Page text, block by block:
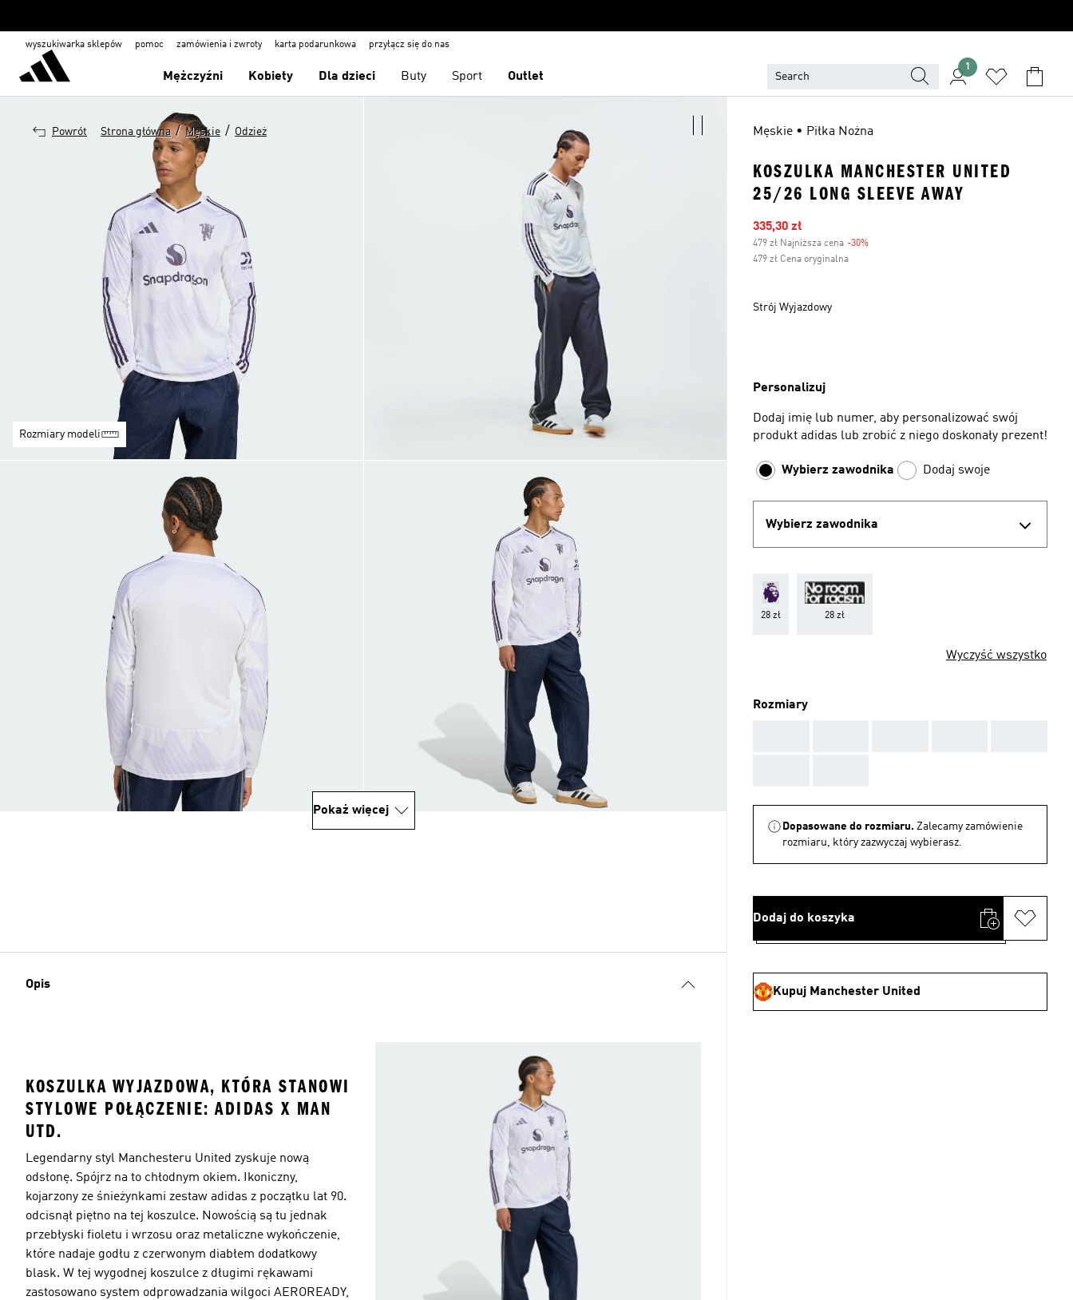
wyszukiwarka sklepów pomoc zamówienia i zwroty karta podarunkowa przyłącz się do nas
Mężczyźni Kobiety Dla dzieci Buty Sport Outlet
1
Powrót Strona główna / Męskie / Odzież
Rozmiary modeli
Pokaż więcej
Opis
KOSZULKA WYJAZDOWA, KTÓRA STANOWI
STYLOWE POŁĄCZENIE: ADIDAS X MAN
UTD.
Legendarny styl Manchesteru United zyskuje nową
odsłonę. Spójrz na to chłodnym okiem. Ikoniczny,
kojarzony ze śnieżynkami zestaw adidas z początku lat 90.
odcisnął piętno na tej koszulce. Nowością są tu jednak
przebłyski fioletu i wrzosu oraz metaliczne wykończenie,
które nadaje godłu z czerwonym diabłem dodatkowy
blask. W tej wygodnej koszulce z długimi rękawami
zastosowano system odprowadzania wilgoci AEROREADY,
Męskie • Piłka Nożna
KOSZULKA MANCHESTER UNITED
25/26 LONG SLEEVE AWAY
Ceny na wyprzedaży
335,30 zł
479 zł Najniższa cena -30%
479 zł Cena oryginalna
Strój Wyjazdowy
Personalizuj
Dodaj imię lub numer, aby personalizować swój
produkt adidas lub zrobić z niego doskonały prezent!
Wybierz zawodnika Dodaj swoje
Wybierz zawodnika
28 zł 28 zł
Wyczyść wszystko
Rozmiary
Dopasowane do rozmiaru. Zalecamy zamówienie
rozmiaru, który zazwyczaj wybierasz.
Dodaj do koszyka
Kupuj Manchester United